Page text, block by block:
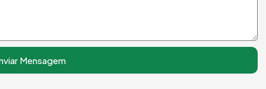
Mensagem